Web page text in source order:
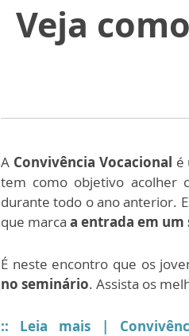
Veja
A Convivência Vocacional é
tem como objetivo acolher
durante todo o ano anterior.
que marca a entrada em
É neste encontro que os
no seminário. Assista os
:: Leia mais |